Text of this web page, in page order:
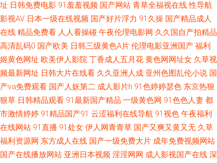
色图 91色情 福利视频网址导航 麻豆爱豆果冻 日韩肏屄视频 亚洲一区综合
97人人擦 大香蕉伊人久久爱 久久青草影院 日本一二免费区 亚洲黄网站网站
91制作视频在线 东京热淫成人专区 久久草视频 日韩AV福利片 亚洲色色导航
91在线小视频 国产韩国精品一 男人资源 色色看片 91爱爱王 不卡无码日韩
国产足交视频 欧美国产日韩一二 四虎影院最新网址 91福利小视 传媒avcom
狼友专区 日韩小视频 在线肏屄视频 白浆福利导航 韩日无码全集 欧美一级韩
国日本 五月五成人网站 91社中文字幕 国产理论在线观看 欧美人妖丝袜 偷拍
址 日韩免费电影 91羞羞视频 国产网站 青草全福视在线 性导航
影视AV 日本一级在线视频 国产好片浮力 91久操 国产精品成人
在线 精品免费看 人人看操碰 午夜伦理电影网 久久国自产拍精品
高清乱码0 国产欧美 日韩三级黄色A片 伦理电影亚洲国产 福利
姬黄色网址 欧美伊人影院 丁香成人五月花 黄色网网址女 久草视
频最新网址 日韩大片在线看 久久亚洲人成 亚州色图乱伦小说 国
产va免费观看 国产人妖第二 成人影片h 91色婷婷瑟色 东京热狠
狠草 日韩精品观看 91最新国产精品 一级黄色网 91色色人妻 都
市激情婷婷 91精品国产91 云涩福利在线导航 91视色 午夜福利
在线网站 91直播 91处女 伊人网青青草 国产又爽又黄又无 久草
福利资源网 东方成人在线 国产一级免费大片 成年免费视频网站
国产在线播放网站 亚洲日本视频 淫淫网网 成人影视国产在线 深